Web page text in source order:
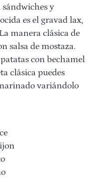
y
es el gravad lax,
manera clásica de
salsa de mostaza.
con bechamel
clásica puedes
variándolo